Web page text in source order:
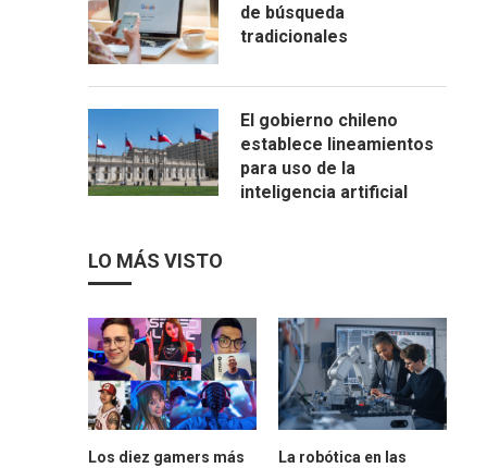
de búsqueda
tradicionales
El gobierno chileno
establece lineamientos
para uso de la
inteligencia artificial
LO MÁS VISTO
Los diez gamers más
La robótica en las